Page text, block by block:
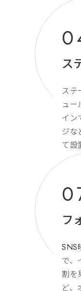
ス
ステ
ュ
イン
ジな
て設
フ
SNS
で、
割を
ど